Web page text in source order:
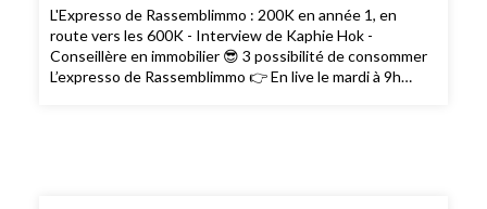
L'Expresso de Rassemblimmo : 200K en année 1, en
route vers les 600K - Interview de Kaphie Hok -
Conseillère en immobilier 😎 3 possibilité de consommer
L’expresso de Rassemblimmo 👉 En live le mardi à 9h